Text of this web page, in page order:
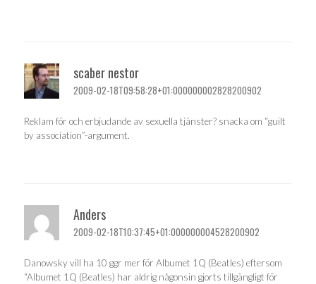
scaber nestor
2009-02-18T09:58:28+01:000000002828200902
Reklam för och erbjudande av sexuella tjänster? snacka om “guilt
by association”-argument.
Anders
2009-02-18T10:37:45+01:000000004528200902
Danowsky vill ha 10 ggr mer för Albumet 1Q (Beatles) eftersom
“Albumet 1Q (Beatles) har aldrig någonsin gjorts tillgängligt för